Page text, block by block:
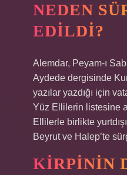
NEDEN
EDILDI?
Alemdar, Peyam-ı
Aydede dergisinde
yazılar yazdığı için
Yüz Ellilerin listesine
Ellilerle birlikte
Beyrut ve Halep’te
KIRPININ